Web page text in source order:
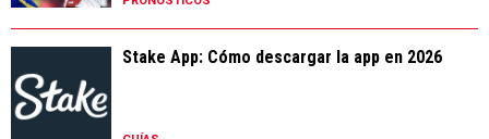
Stake App: Cómo descargar la app en 2026